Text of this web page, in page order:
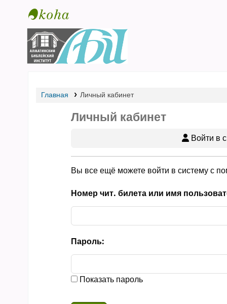
Библиотека АБИ
Главная Личный кабинет
Личный кабинет
Войти в
Вы все ещё можете войти в систему с
Номер чит. билета или имя
Пароль:
Показать пароль